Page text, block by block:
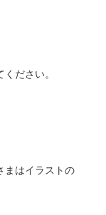
ださい。
まはイラストの